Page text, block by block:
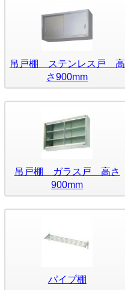
吊戸棚 ステンレス戸 高
さ900mm
吊戸棚 ガラス戸 高さ
900mm
パイプ棚